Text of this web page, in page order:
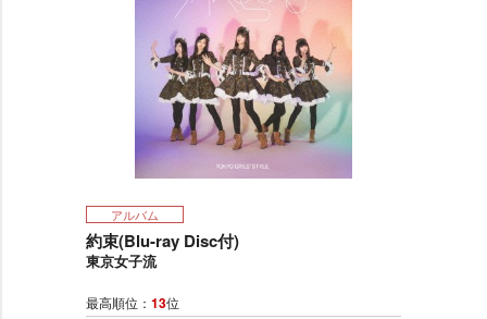
アルバム
約束(Blu-ray Disc付)
東京女子流
最高順位： 13位